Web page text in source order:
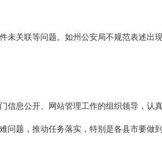
关联等问题。如州公安局不规范表述出
信息公开、网站管理工作的组织领导，认
题，推动任务落实，特别是各县市要做